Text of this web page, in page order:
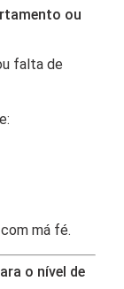
ou
falta de
má fé.
o nível de